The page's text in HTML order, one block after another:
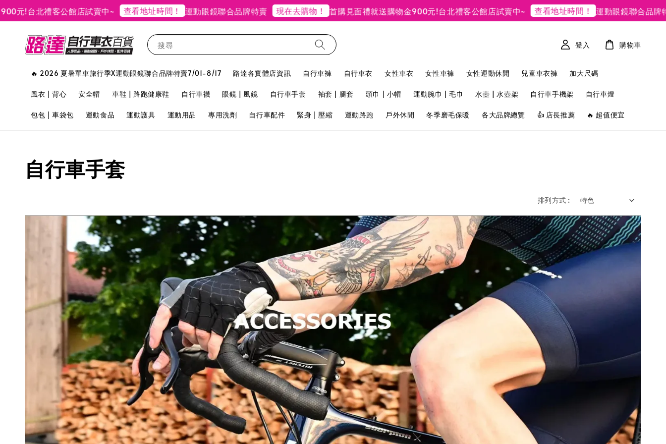
!台北禮客公館店試賣中~ 查看地址時間！ 運動眼鏡聯合品牌特賣 現在去購物！ 首購見面禮就送購物金900元!台北禮客公館店試賣中~ 查看地址時間！ 運動眼鏡聯合品牌特賣
搜尋
🔥 2026 夏暑單車旅行季X運動眼鏡聯合品牌特賣7/01-8/17 路達各實體店資訊 自行車褲 自行車衣 女性車衣 女性車褲 女性運動休閒 兒童車衣褲 加大尺碼
風衣 | 背心 安全帽 車鞋 | 路跑健康鞋 自行車襪 眼鏡 | 風鏡 自行車手套 袖套 | 腿套 頭巾 | 小帽 運動腕巾 | 毛巾 水壺 | 水壺架 自行車手機架 自行車燈
包包 | 車袋包 運動食品 運動護具 運動用品 專用洗劑 自行車配件 緊身 | 壓縮 運動路跑 戶外休閒 冬季磨毛保暖 各大品牌總覽 👍 店長推薦 🔥 超值便宜
登入 購物車
自行車手套
排列方式 :